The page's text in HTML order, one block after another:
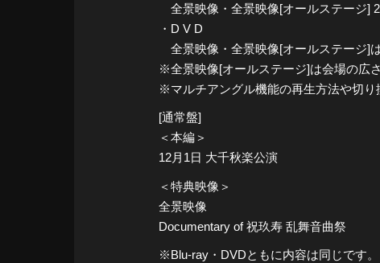
全景映像・全景映像[オールステージ]
・D V D
全景映像・全景映像[オールステージ]
※全景映像[オールステージ]は会場の広
※マルチアングル機能の再生方法や切り
[通常盤]
＜本編＞
12月1日 大千秋楽公演
＜特典映像＞
全景映像
Documentary of 祝玖寿 乱舞音曲祭
※Blu-ray・DVDともに内容は同じです。